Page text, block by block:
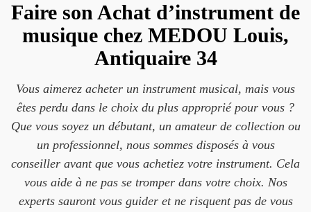
Faire son Achat d’instrument de
musique chez MEDOU Louis,
Antiquaire 34
Vous aimerez acheter un instrument musical, mais vous
êtes perdu dans le choix du plus approprié pour vous ?
Que vous soyez un débutant, un amateur de collection ou
un professionnel, nous sommes disposés à vous
conseiller avant que vous achetiez votre instrument. Cela
vous aide à ne pas se tromper dans votre choix. Nos
experts sauront vous guider et ne risquent pas de vous